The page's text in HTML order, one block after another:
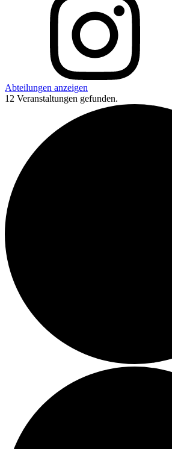
Abteilungen anzeigen
12 Veranstaltungen gefunden.